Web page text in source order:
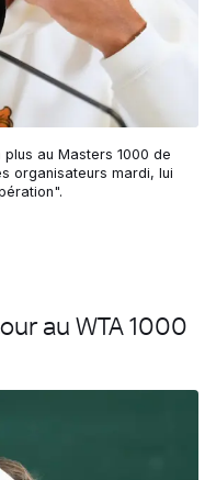
au Masters 1000 de
organisateurs mardi, lui
au WTA 1000